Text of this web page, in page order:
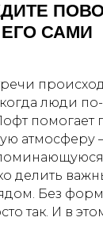
САМИ
люди
помогает
атмосферу
делить
Без
так. И в